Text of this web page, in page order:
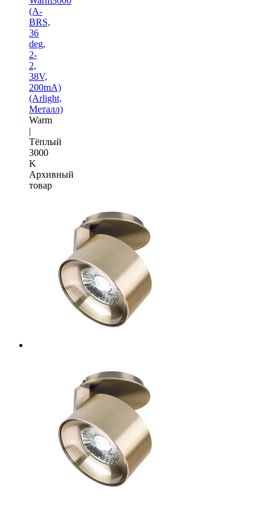
(A-
BRS,
36
deg,
2-
2,
38V,
200mA)
(Arlight,
Металл)
Warm
|
Тёплый
3000
K
Архивный
товар